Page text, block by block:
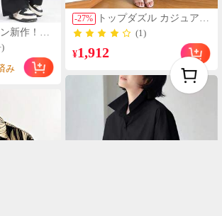
新作！国
感 夏服無
か快適
ンツ レデ
ハイウエス
ャルカジ
ジュアル
み
-27%
トップダズル カジュアル
シック レディース ピン
ク&グリーン 2ピースセ
ット スコープネックタン
クトップ&ドローストリ
ング付きフレアミディス
カート
(1)
¥1,912